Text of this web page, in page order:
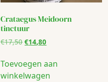
Crataegus Meidoorn
tinctuur
€17,50Oorspronkelijke
was:
€17,50.
€14,80Huidige
is:
Toevoegen aan
winkelwagen